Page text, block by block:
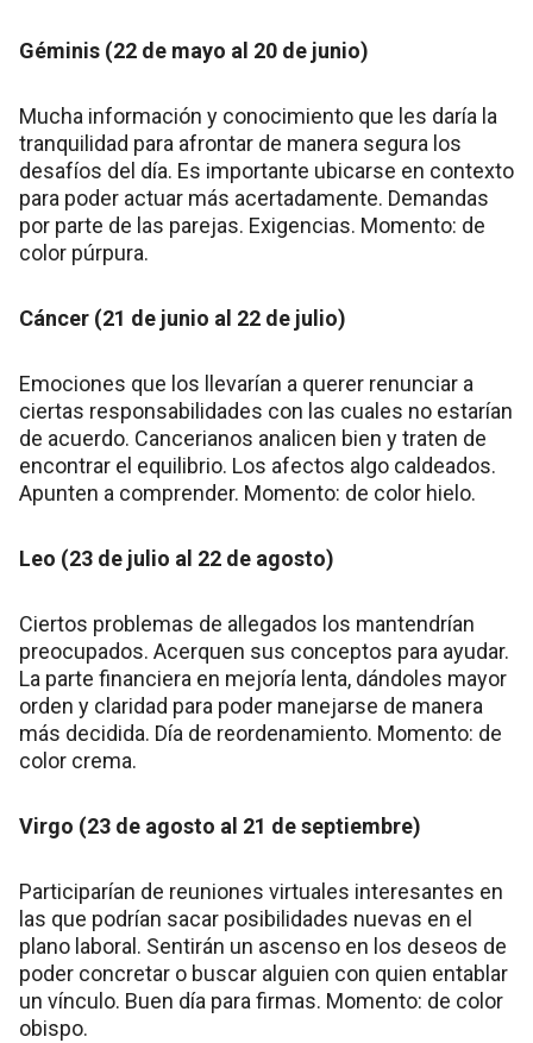
Géminis (22 de mayo al 20 de junio)
Mucha información y conocimiento que les daría la
tranquilidad para afrontar de manera segura los
desafíos del día. Es importante ubicarse en contexto
para poder actuar más acertadamente. Demandas
por parte de las parejas. Exigencias. Momento: de
color púrpura.
Cáncer (21 de junio al 22 de julio)
Emociones que los llevarían a querer renunciar a
ciertas responsabilidades con las cuales no estarían
de acuerdo. Cancerianos analicen bien y traten de
encontrar el equilibrio. Los afectos algo caldeados.
Apunten a comprender. Momento: de color hielo.
Leo (23 de julio al 22 de agosto)
Ciertos problemas de allegados los mantendrían
preocupados. Acerquen sus conceptos para ayudar.
La parte financiera en mejoría lenta, dándoles mayor
orden y claridad para poder manejarse de manera
más decidida. Día de reordenamiento. Momento: de
color crema.
Virgo (23 de agosto al 21 de septiembre)
Participarían de reuniones virtuales interesantes en
las que podrían sacar posibilidades nuevas en el
plano laboral. Sentirán un ascenso en los deseos de
poder concretar o buscar alguien con quien entablar
un vínculo. Buen día para firmas. Momento: de color
obispo.